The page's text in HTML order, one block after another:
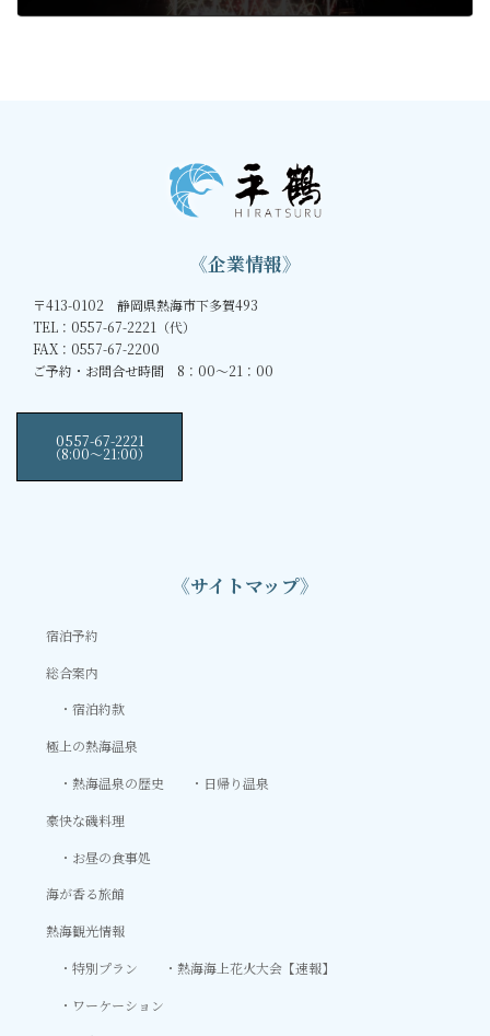
《企業情報》
〒413-0102 静岡県熱海市下多賀493
TEL：0557-67-2221（代）
FAX：0557-67-2200
ご予約・お問合せ時間 8：00～21：00
0557-67-2221
（8:00〜21:00）
《サイトマップ》
宿泊予約
総合案内
宿泊約款
極上の熱海温泉
熱海温泉の歴史
日帰り温泉
豪快な磯料理
お昼の食事処
海が香る旅館
熱海観光情報
特別プラン
熱海海上花火大会【速報】
ワーケーション